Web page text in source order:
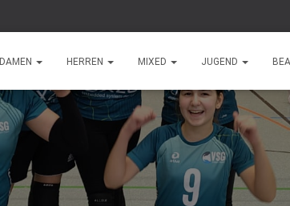
DAMEN HERREN MIXED JUGEND